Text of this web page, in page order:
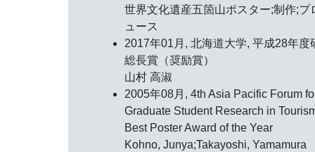
世界文化遺産五箇山ポスター;制作;プ
ュース
2017年01月, 北海道大学, 平成28年度
総長賞（奨励賞）
山村 高淑
2005年08月, 4th Asia Pacific Forum
Graduate Student Research in
Best Poster Award of the Year
Kohno, Junya;Takayoshi, Yamamura